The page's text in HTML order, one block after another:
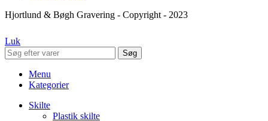
Hjortlund & Bøgh Gravering - Copyright - 2023
Luk
Søg
Menu
Kategorier
Skilte
Plastik skilte